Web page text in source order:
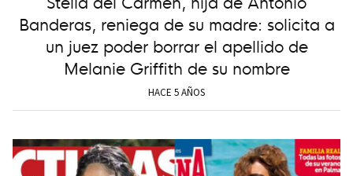
Banderas, reniega de su madre: solicita a
un juez poder borrar el apellido de
Melanie Griffith de su nombre
HACE 5 AÑOS